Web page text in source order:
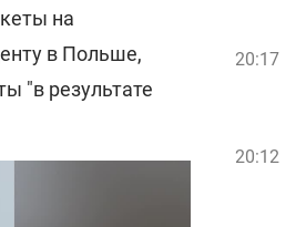
на
в Польше,
"в результате
20:17
20:12